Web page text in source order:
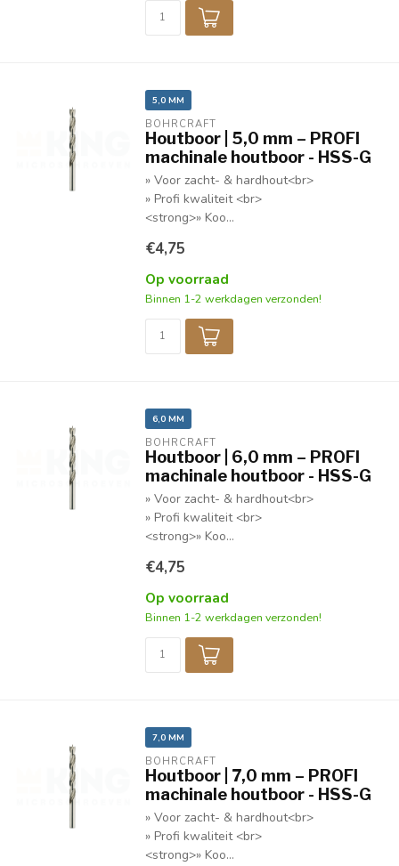
5,0 MM
BOHRCRAFT
Houtboor | 5,0 mm – PROFI
machinale houtboor - HSS-G
» Voor zacht- & hardhout<br>
» Profi kwaliteit <br>
<strong>» Koo...
€4,75
Op voorraad
Binnen 1-2 werkdagen verzonden!
6,0 MM
BOHRCRAFT
Houtboor | 6,0 mm – PROFI
machinale houtboor - HSS-G
» Voor zacht- & hardhout<br>
» Profi kwaliteit <br>
<strong>» Koo...
€4,75
Op voorraad
Binnen 1-2 werkdagen verzonden!
7,0 MM
BOHRCRAFT
Houtboor | 7,0 mm – PROFI
machinale houtboor - HSS-G
» Voor zacht- & hardhout<br>
» Profi kwaliteit <br>
<strong>» Koo...